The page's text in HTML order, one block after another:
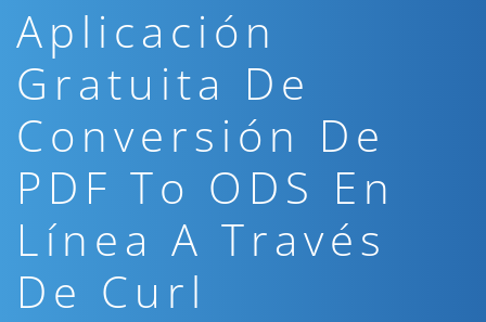
Aplicación
Gratuita De
Conversión De
PDF To ODS En
Línea A Través
De Curl